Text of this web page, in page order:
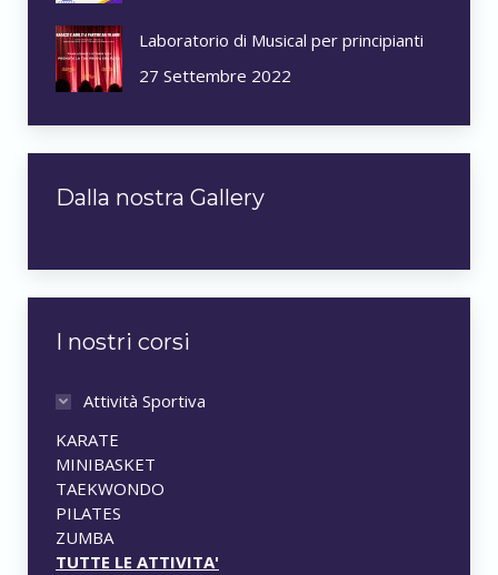
Laboratorio di Musical per principianti
27 Settembre 2022
Dalla nostra Gallery
I nostri corsi
Attività Sportiva
KARATE
MINIBASKET
TAEKWONDO
PILATES
ZUMBA
TUTTE LE ATTIVITA'